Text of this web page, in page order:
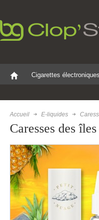
Cigarettes électroniques
Accueil E-liquides
Caresses des